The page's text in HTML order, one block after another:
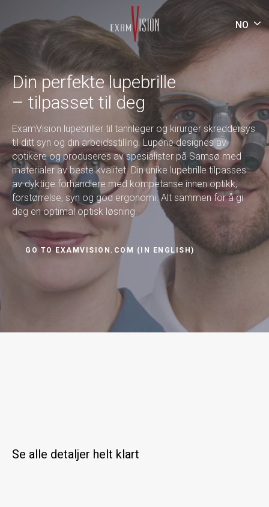
Din perfekte lupebrille
– tilpasset til deg
ExamVision lupebriller til tannleger og kirurger skreddersys
til ditt syn og din arbeidsstilling. Lupene designes av
optikere og produseres av spesialister på Samsø med
materialer av beste kvalitet. Din unike lupebrille tilpasses
av dyktige forhandlere med kompetanse innen optikk,
forstørrelse, syn og god ergonomi. Alt sammen for å gi
deg en optimal optisk løsning.
GO TO EXAMVISION.COM (IN ENGLISH)
NO
Se alle detaljer helt klart